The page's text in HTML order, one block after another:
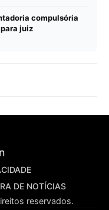
compulsória
juiz
DE NOTÍCIAS
reservados.